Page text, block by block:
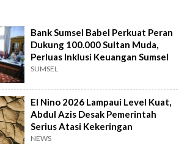
Bank Sumsel Babel Perkuat Peran
Dukung 100.000 Sultan Muda,
Perluas Inklusi Keuangan Sumsel
SUMSEL
El Nino 2026 Lampaui Level Kuat,
Abdul Azis Desak Pemerintah
Serius Atasi Kekeringan
NEWS